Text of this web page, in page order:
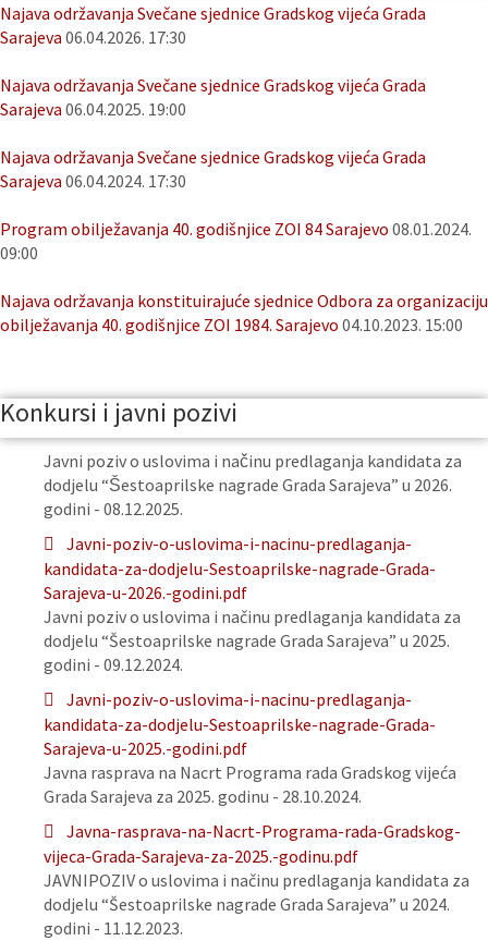
Najava održavanja Svečane sjednice Gradskog vijeća Grada
Sarajeva 06.04.2026. 17:30
Najava održavanja Svečane sjednice Gradskog vijeća Grada
Sarajeva 06.04.2025. 19:00
Najava održavanja Svečane sjednice Gradskog vijeća Grada
Sarajeva 06.04.2024. 17:30
Program obilježavanja 40. godišnjice ZOI 84 Sarajevo 08.01.2024.
09:00
Najava održavanja konstituirajuće sjednice Odbora za organizaciju
obilježavanja 40. godišnjice ZOI 1984. Sarajevo 04.10.2023. 15:00
Konkursi i javni pozivi
Javni poziv o uslovima i načinu predlaganja kandidata za
dodjelu “Šestoaprilske nagrade Grada Sarajeva” u 2026.
godini - 08.12.2025.
Javni-poziv-o-uslovima-i-nacinu-predlaganja-
kandidata-za-dodjelu-Sestoaprilske-nagrade-Grada-
Sarajeva-u-2026.-godini.pdf
Javni poziv o uslovima i načinu predlaganja kandidata za
dodjelu “Šestoaprilske nagrade Grada Sarajeva” u 2025.
godini - 09.12.2024.
Javni-poziv-o-uslovima-i-nacinu-predlaganja-
kandidata-za-dodjelu-Sestoaprilske-nagrade-Grada-
Sarajeva-u-2025.-godini.pdf
Javna rasprava na Nacrt Programa rada Gradskog vijeća
Grada Sarajeva za 2025. godinu - 28.10.2024.
Javna-rasprava-na-Nacrt-Programa-rada-Gradskog-
vijeca-Grada-Sarajeva-za-2025.-godinu.pdf
JAVNIPOZIV o uslovima i načinu predlaganja kandidata za
dodjelu “Šestoaprilske nagrade Grada Sarajeva” u 2024.
godini - 11.12.2023.